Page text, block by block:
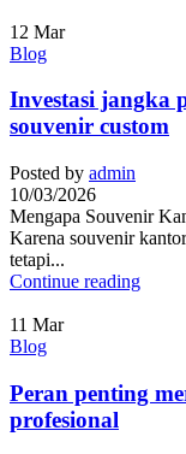
12 Mar
Blog
Investasi jangka
souvenir custom
Posted by admin
10/03/2026
Mengapa Souvenir
Karena souvenir
tetapi...
Continue reading
11 Mar
Blog
Peran penting
profesional